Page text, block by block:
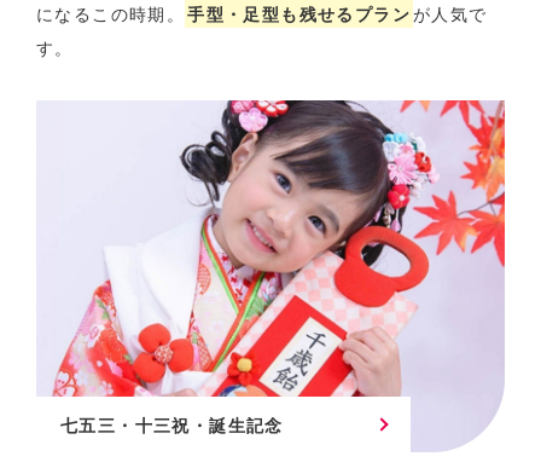
になるこの時期。 手型・足型も残せるプランが人気で
す。
七五三・十三祝・誕生記念